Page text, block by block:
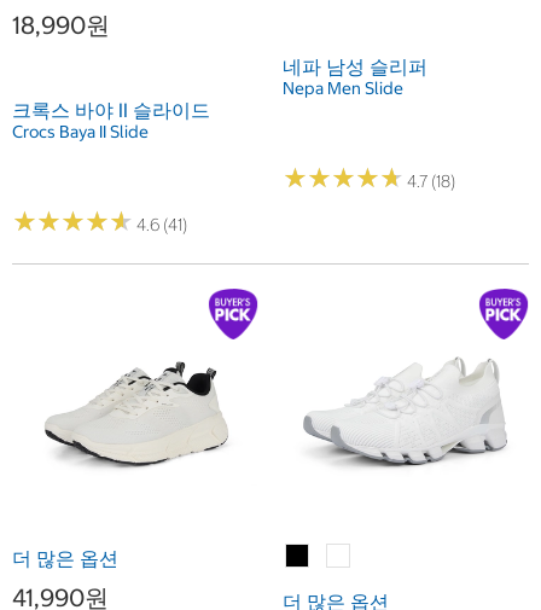
18,990원
크록스 바야 II 슬라이드
Crocs Baya II Slide
★★★★★
★★★★★ 4.6 (41)
네파 남성 슬리퍼
Nepa Men Slide
★★★★★
★★★★★ 4.7 (18)
더 많은 옵션
41,990원 더 많은 옵션